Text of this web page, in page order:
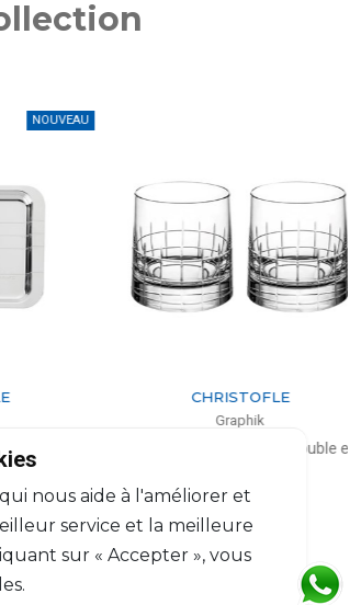
NOUVEAU
argenté
CHRISTOFLE
Graphik
Lot de 2 verres à whisky double en
24cl, H: 9.3cm
$376
nous aide à l'améliorer et
service et la meilleure
sur « Accepter », vous